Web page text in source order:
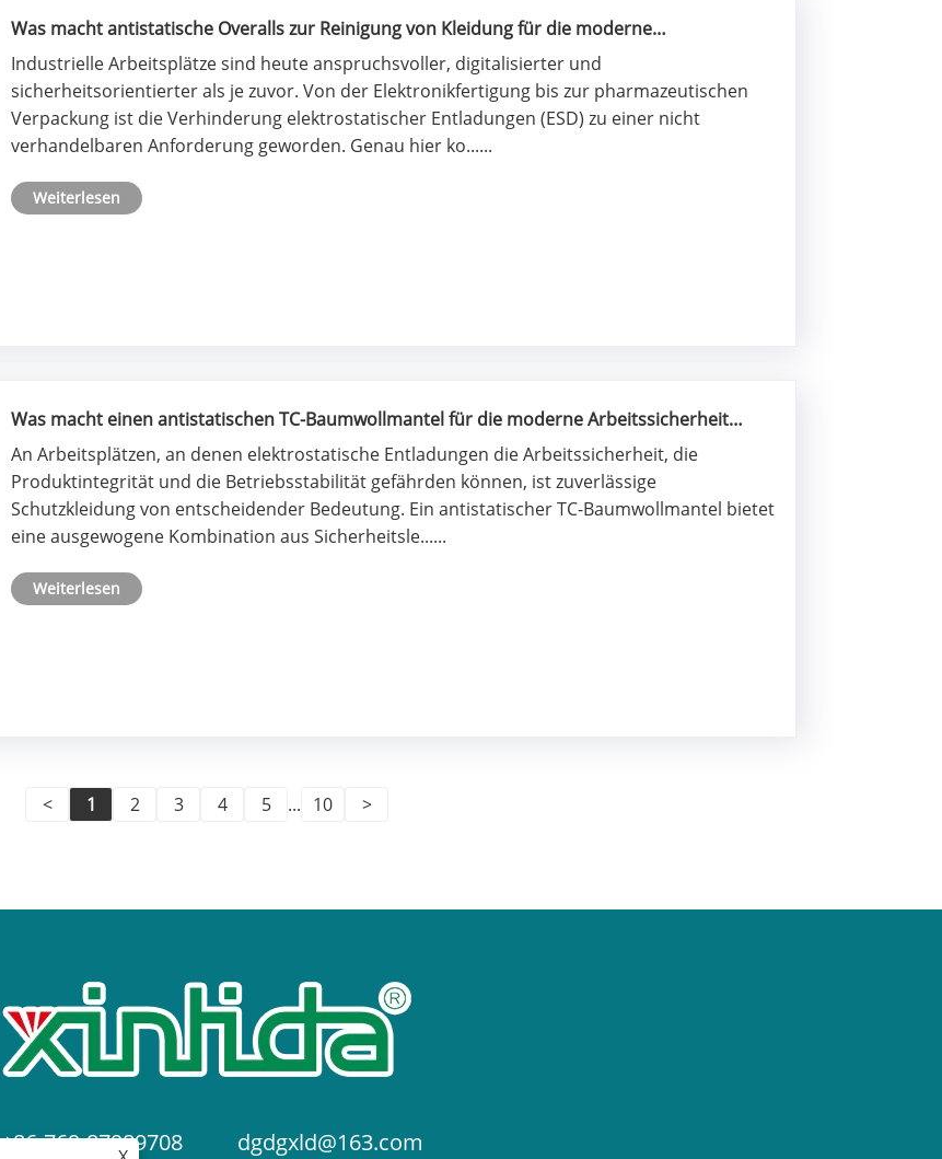
Was macht antistatische Overalls zur Reinigung von Kleidung für die moderne
Arbeitssicherheit unerlässlich?
​Industrielle Arbeitsplätze sind heute anspruchsvoller, digitalisierter und
sicherheitsorientierter als je zuvor. Von der Elektronikfertigung bis zur pharmazeutischen
Verpackung ist die Verhinderung elektrostatischer Entladungen (ESD) zu einer nicht
verhandelbaren Anforderung geworden. Genau hier ko......
Weiterlesen
Was macht einen antistatischen TC-Baumwollmantel für die moderne Arbeitssicherheit
unverzichtbar?
​An Arbeitsplätzen, an denen elektrostatische Entladungen die Arbeitssicherheit, die
Produktintegrität und die Betriebsstabilität gefährden können, ist zuverlässige
Schutzkleidung von entscheidender Bedeutung. Ein antistatischer TC-Baumwollmantel bietet
eine ausgewogene Kombination aus Sicherheitsle......
Weiterlesen
< 1 2 3 4 5 ... 10 >
+86-769-87989708 dgdgxld@163.com